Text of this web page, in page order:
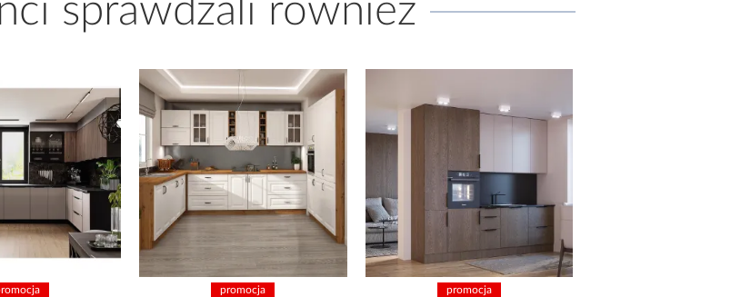
sprawdzali również
promocja promocja